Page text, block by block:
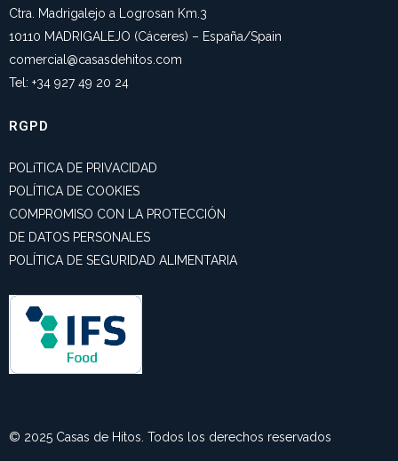
Ctra. Madrigalejo a Logrosan Km.3
10110 MADRIGALEJO (Cáceres) – España/Spain
comercial@casasdehitos.com
Tel: +34 927 49 20 24
RGPD
POLíTICA DE PRIVACIDAD
POLÍTICA DE COOKIES
COMPROMISO CON LA PROTECCIÓN
DE DATOS PERSONALES
POLÍTICA DE SEGURIDAD ALIMENTARIA
© 2025 Casas de Hitos. Todos los derechos reservados